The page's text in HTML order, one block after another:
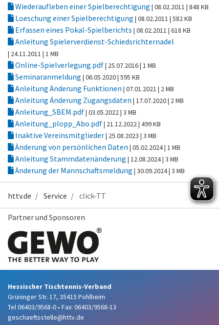
Wiederaufleben einer Spielberechtigung | 08.02.2011 | 848 KB
Loeschung einer Spielberechtigung | 08.02.2011 | 582 KB
Erfassen eines Pokal-Spielberichts | 08.02.2011 | 618 KB
Anleitung Spielerverdienst-Schiedsrichternadel
| 24.11.2011 | 1 MB
Online-Spielverlegung.pdf| 25.07.2016| 1 MB
Seminaranmeldung | 06.05.2020| 595 KB
Anleitung Änderung Funktionen | 07.01.2021 | 2 MB
Anleitung Änderung Zugangsdaten | 17.07.2020| 2 MB
Anleitung_SBEM.pdf| 03.05.2022| 3 MB
Anleitung_plopp_Abo.pdf| 21.12.2022| 499 KB
Inaktive Vereinsmitglieder| 25.08.2023 | 3 MB
Änderung von persönlichen Daten | 05.02.2024| 1 MB
Anleitung Stammdatenänderung | 12.08.2024| 3 MB
Änderung der Mannschaftsmeldung | 30.09.2024| 3 MB
httv.de Service click-TT
Partner und Sponsoren
Hessischer Tischtennis-Verband
Grüninger Str. 17, 35415 Pohlheim
Tel 06403/9568-0 • Fax: 06403/9568-13
geschaeftsstelle@httv.de